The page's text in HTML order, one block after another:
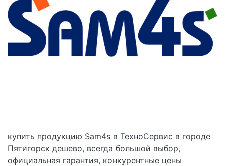
купить продукцию Sam4s в ТехноСервис в городе
Пятигорск дешево, всегда большой выбор,
официальная гарантия, конкурентные цены